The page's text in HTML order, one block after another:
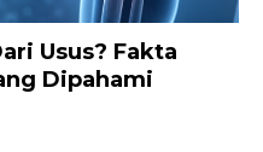
Usus? Fakta
Dipahami